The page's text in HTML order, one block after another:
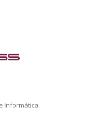
Informática.